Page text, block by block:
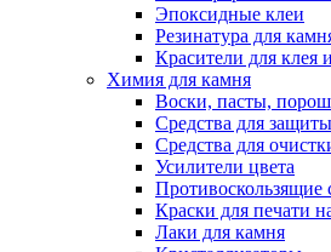
Эпоксидные клеи
Резинатура для
Красители для клея
Химия для камня
Воски, пасты,
Средства для
Средства для
Усилители цвета
Противоскользящие
Краски для печати
Лаки для камня